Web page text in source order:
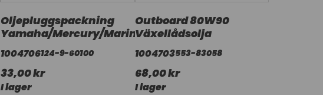
Oljepluggspackning
Yamaha/Mercury/Mariner
1004706124-9-60100
33,00 kr
I lager
Outboard 80W90
Växellådsolja
1004703553-83058
68,00 kr
I lager